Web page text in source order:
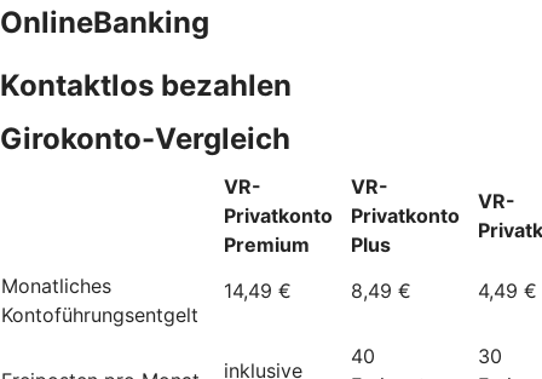
OnlineBanking
Kontaktlos bezahlen
Girokonto-Vergleich
VR-
Privatkonto
Premium
VR-
Privatkonto
Plus
VR-
Monatliches
Kontoführungsentgelt
14,49 € 8,49 € 4,49 €
inklusive
40
30